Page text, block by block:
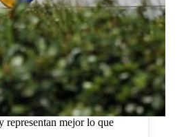
representan mejor lo que